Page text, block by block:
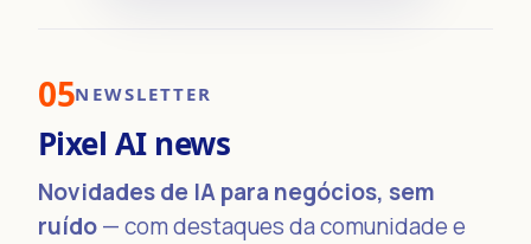
05NEWSLETTER
Pixel AI news
Novidades de IA para negócios, sem
ruído— com destaques da comunidade e